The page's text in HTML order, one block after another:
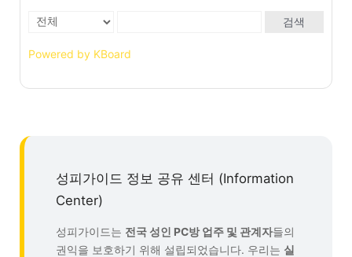
검색
Powered by KBoard
성피가이드 정보 공유 센터 (Information
Center)
성피가이드는 전국 성인 PC방 업주 및 관계자들의
권익을 보호하기 위해 설립되었습니다. 우리는 실